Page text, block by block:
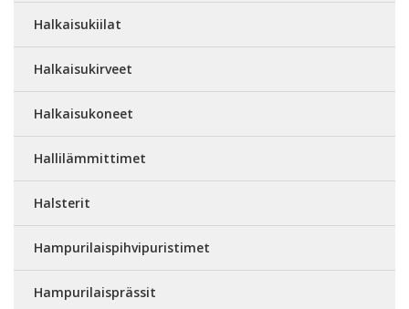
Halkaisukiilat
Halkaisukirveet
Halkaisukoneet
Hallilämmittimet
Halsterit
Hampurilaispihvipuristimet
Hampurilaisprässit